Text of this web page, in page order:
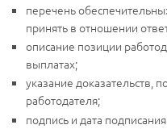
перечень
принять в отношении
описание позиции
выплатах;
указание
работодателя;
подпись и дата